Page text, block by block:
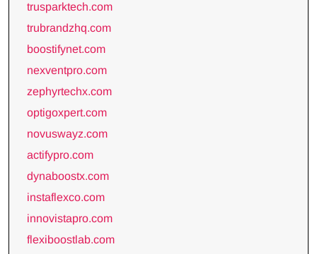
trusparktech.com
trubrandzhq.com
boostifynet.com
nexventpro.com
zephyrtechx.com
optigoxpert.com
novuswayz.com
actifypro.com
dynaboostx.com
instaflexco.com
innovistapro.com
flexiboostlab.com